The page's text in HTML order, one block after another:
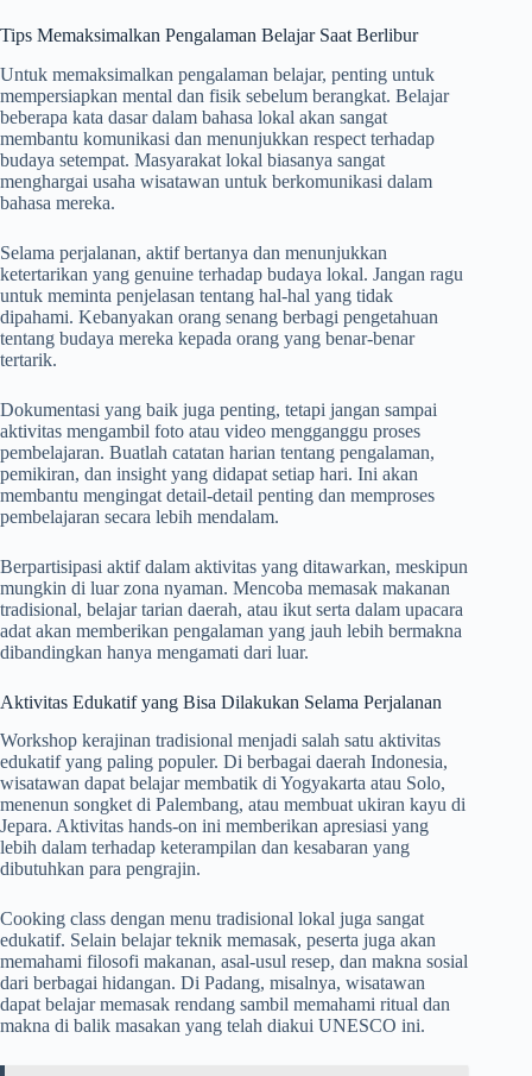
Tips Memaksimalkan Pengalaman Belajar Saat Berlibur
Untuk memaksimalkan pengalaman belajar, penting untuk
mempersiapkan mental dan fisik sebelum berangkat. Belajar
beberapa kata dasar dalam bahasa lokal akan sangat
membantu komunikasi dan menunjukkan respect terhadap
budaya setempat. Masyarakat lokal biasanya sangat
menghargai usaha wisatawan untuk berkomunikasi dalam
bahasa mereka.
Selama perjalanan, aktif bertanya dan menunjukkan
ketertarikan yang genuine terhadap budaya lokal. Jangan ragu
untuk meminta penjelasan tentang hal-hal yang tidak
dipahami. Kebanyakan orang senang berbagi pengetahuan
tentang budaya mereka kepada orang yang benar-benar
tertarik.
Dokumentasi yang baik juga penting, tetapi jangan sampai
aktivitas mengambil foto atau video mengganggu proses
pembelajaran. Buatlah catatan harian tentang pengalaman,
pemikiran, dan insight yang didapat setiap hari. Ini akan
membantu mengingat detail-detail penting dan memproses
pembelajaran secara lebih mendalam.
Berpartisipasi aktif dalam aktivitas yang ditawarkan, meskipun
mungkin di luar zona nyaman. Mencoba memasak makanan
tradisional, belajar tarian daerah, atau ikut serta dalam upacara
adat akan memberikan pengalaman yang jauh lebih bermakna
dibandingkan hanya mengamati dari luar.
Aktivitas Edukatif yang Bisa Dilakukan Selama Perjalanan
Workshop kerajinan tradisional menjadi salah satu aktivitas
edukatif yang paling populer. Di berbagai daerah Indonesia,
wisatawan dapat belajar membatik di Yogyakarta atau Solo,
menenun songket di Palembang, atau membuat ukiran kayu di
Jepara. Aktivitas hands-on ini memberikan apresiasi yang
lebih dalam terhadap keterampilan dan kesabaran yang
dibutuhkan para pengrajin.
Cooking class dengan menu tradisional lokal juga sangat
edukatif. Selain belajar teknik memasak, peserta juga akan
memahami filosofi makanan, asal-usul resep, dan makna sosial
dari berbagai hidangan. Di Padang, misalnya, wisatawan
dapat belajar memasak rendang sambil memahami ritual dan
makna di balik masakan yang telah diakui UNESCO ini.